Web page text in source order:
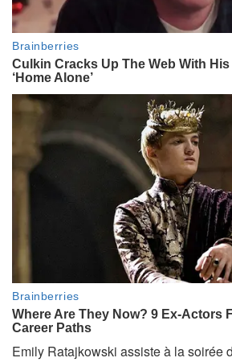
Emily Ratajkowski assiste à la soirée